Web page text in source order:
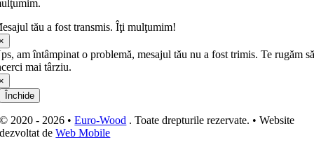
tău a fost transmis. Îţi mulţumim!
am întâmpinat o problemă, mesajul tău nu a fost trimis. Te rugăm
mai târziu.
Închide
© 2020 - 2026 •Euro-Wood . Toate drepturile rezervate. • Website
dezvoltat deWeb Mobile